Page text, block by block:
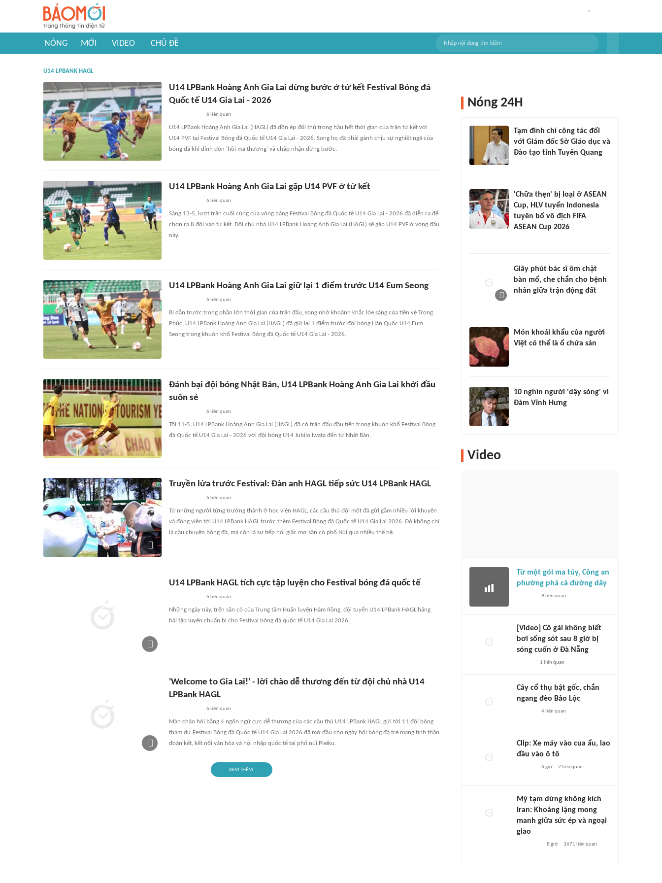
NÓNG MỚI VIDEO CHỦ ĐỀ
U14 LPBANK HAGL
U14 LPBank Hoàng Anh Gia Lai dừng bước ở tứ kết Festival Bóng đá
Quốc tế U14 Gia Lai - 2026
6 liên quan
U14 LPBank Hoàng Anh Gia Lai (HAGL) đã dồn ép đối thủ trong hầu hết thời gian của trận tứ kết với
U14 PVF tại Festival Bóng đá Quốc tế U14 Gia Lai - 2026. Song họ đã phải gánh chịu sự nghiệt ngã của
bóng đá khi dính đòn 'hồi mã thương' và chấp nhận dừng bước.
U14 LPBank Hoàng Anh Gia Lai gặp U14 PVF ở tứ kết
6 liên quan
Sáng 13-5, lượt trận cuối cùng của vòng bảng Festival Bóng đá Quốc tế U14 Gia Lai - 2026 đã diễn ra để
chọn ra 8 đội vào tứ kết. Đội chủ nhà U14 LPBank Hoàng Anh Gia Lai (HAGL) sẽ gặp U14 PVF ở vòng đấu
này.
U14 LPBank Hoàng Anh Gia Lai giữ lại 1 điểm trước U14 Eum Seong
6 liên quan
Bị dẫn trước trong phần lớn thời gian của trận đấu, song nhờ khoảnh khắc lóe sáng của tiền vệ Trọng
Phúc, U14 LPBank Hoàng Anh Gia Lai (HAGL) đã giữ lại 1 điểm trước đội bóng Hàn Quốc U14 Eum
Seong trong khuôn khổ Festival Bóng đá Quốc tế U14 Gia Lai - 2026.
Đánh bại đội bóng Nhật Bản, U14 LPBank Hoàng Anh Gia Lai khởi đầu
suôn sẻ
6 liên quan
Tối 11-5, U14 LPBank Hoàng Anh Gia Lai (HAGL) đã có trận đấu đầu tiên trong khuôn khổ Festival Bóng
đá Quốc tế U14 Gia Lai - 2026 với đội bóng U14 Jubilo Iwata đến từ Nhật Bản.
Truyền lửa trước Festival: Đàn anh HAGL tiếp sức U14 LPBank HAGL
6 liên quan
Từ những người từng trưởng thành ở học viện HAGL, các cầu thủ đội một đã gửi gắm nhiều lời khuyên
và động viên tới U14 LPBank HAGL trước thềm Festival Bóng đá Quốc tế U14 Gia Lai 2026. Đó không chỉ
là câu chuyện bóng đá, mà còn là sự tiếp nối giấc mơ sân cỏ phố Núi qua nhiều thế hệ.
U14 LPBank HAGL tích cực tập luyện cho Festival bóng đá quốc tế
6 liên quan
Những ngày này, trên sân cỏ của Trung tâm Huấn luyện Hàm Rồng, đội tuyển U14 LPBank HAGL hăng
hái tập luyện chuẩn bị cho Festival bóng đá quốc tế U14 Gia Lai 2026.
'Welcome to Gia Lai!' - lời chào dễ thương đến từ đội chủ nhà U14
LPBank HAGL
6 liên quan
Màn chào hỏi bằng 4 ngôn ngữ cực dễ thương của các cầu thủ U14 LPBank HAGL gửi tới 11 đội bóng
tham dự Festival Bóng đá Quốc tế U14 Gia Lai 2026 đã mở đầu cho ngày hội bóng đá trẻ mang tinh thần
đoàn kết, kết nối văn hóa và hội nhập quốc tế tại phố núi Pleiku.
XEM THÊM
Nóng 24H
Tạm đình chỉ công tác đối
với Giám đốc Sở Giáo dục và
Đào tạo tỉnh Tuyên Quang
'Chữa thẹn' bị loại ở ASEAN
Cup, HLV tuyển Indonesia
tuyên bố vô địch FIFA
ASEAN Cup 2026
Giây phút bác sĩ ôm chặt
bàn mổ, che chắn cho bệnh
nhân giữa trận động đất
Món khoái khẩu của người
Việt có thể là ổ chứa sán
10 nghìn người 'dậy sóng' vì
Đàm Vĩnh Hưng
Video
Từ một gói ma túy, Công an
phường phá cả đường dây
9 liên quan
[Video] Cô gái không biết
bơi sống sót sau 8 giờ bị
sóng cuốn ở Đà Nẵng
1 liên quan
Cây cổ thụ bật gốc, chắn
ngang đèo Bảo Lộc
4 liên quan
Clip: Xe máy vào cua ẩu, lao
đầu vào ô tô
6 giờ 2 liên quan
Mỹ tạm dừng không kích
Iran: Khoảng lặng mong
manh giữa sức ép và ngoại
giao
8 giờ 3671 liên quan